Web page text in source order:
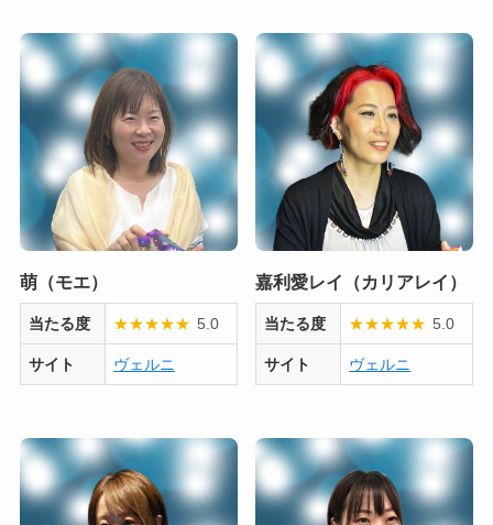
萌（モエ）
当たる度 ★★★★★ 5.0
サイト ヴェルニ
嘉利愛レイ（カリアレイ）
当たる度 ★★★★★ 5.0
サイト ヴェルニ